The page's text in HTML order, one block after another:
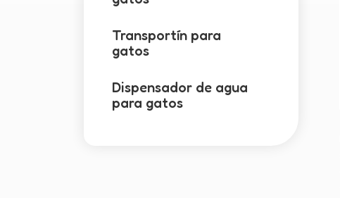
Transportín para
gatos
Dispensador de agua
para gatos